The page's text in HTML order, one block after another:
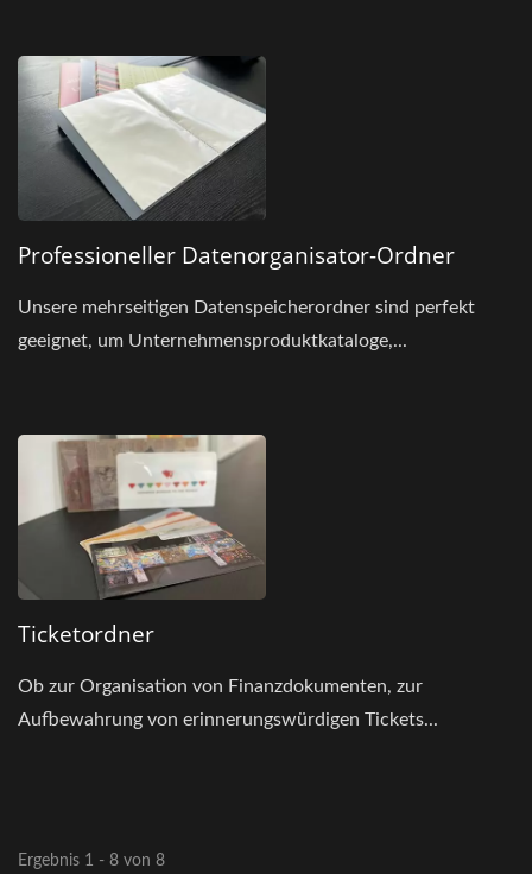
Professioneller Datenorganisator-Ordner
Unsere mehrseitigen Datenspeicherordner sind perfekt
geeignet, um Unternehmensproduktkataloge,...
Ticketordner
Ob zur Organisation von Finanzdokumenten, zur
Aufbewahrung von erinnerungswürdigen Tickets...
Ergebnis 1 - 8 von 8